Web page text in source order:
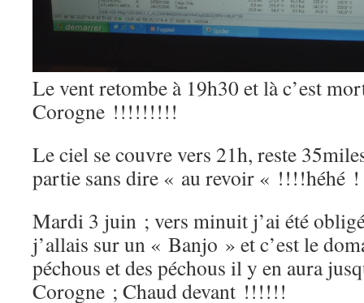
Le vent retombe à 19h30 et là c’est
Corogne !!!!!!!!!
Le ciel se couvre vers 21h, reste
partie sans dire « au revoir « !!!!héhé !
Mardi 3 juin ; vers minuit j’ai été
j’allais sur un « Banjo » et c’est le
péchous et des péchous il y en aura
Corogne ; Chaud devant !!!!!!